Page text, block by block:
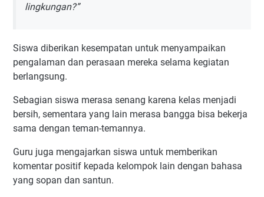
lingkungan?”
Siswa diberikan kesempatan untuk menyampaikan
pengalaman dan perasaan mereka selama kegiatan
berlangsung.
Sebagian siswa merasa senang karena kelas menjadi
bersih, sementara yang lain merasa bangga bisa bekerja
sama dengan teman-temannya.
Guru juga mengajarkan siswa untuk memberikan
komentar positif kepada kelompok lain dengan bahasa
yang sopan dan santun.